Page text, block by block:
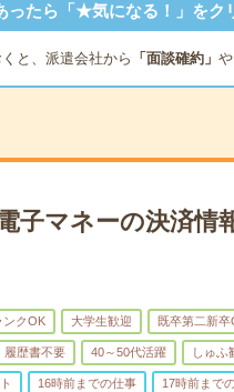
ったら「★気になる！」をク
と、派遣会社から 「面談確約」 や
子マネーの決済情
ンクOK 大学生歓迎 既卒第二新卒
履歴書不要 40～50代活躍 しゅふ
16時前までの仕事 17時前まで